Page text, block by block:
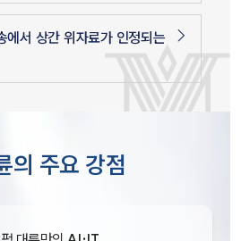
에서 상간 위자료가 인정되는
의 주요 강점